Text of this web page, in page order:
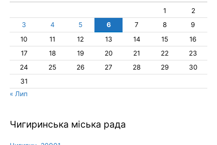
1
2
3
4 5 6 7 8
9
10
11 12 13 14 15
16
17
18 19 20 21 22
23
24
25 26 27 28 29
30
31
« Лип
Чигиринська міська рада